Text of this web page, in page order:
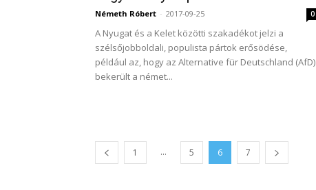
Németh Róbert - 2017-09-25 0
A Nyugat és a Kelet közötti szakadékot jelzi a
szélsőjobboldali, populista pártok erősödése,
például az, hogy az Alternative für Deutschland (AfD)
bekerült a német...
1 ... 5 6 7